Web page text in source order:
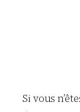
Si vous